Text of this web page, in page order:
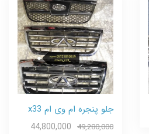
جلو پنجره ام وی ام x33
49,280,000
44,800,000